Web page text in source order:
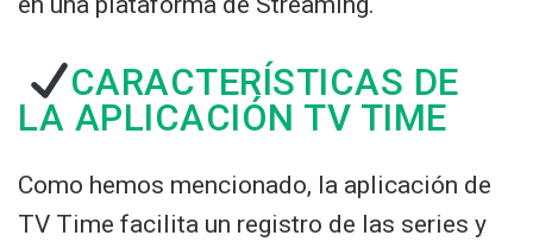
CARACTERÍSTICAS DE
LA APLICACIÓN TV TIME
Como hemos mencionado, la aplicación de
TV Time facilita un registro de las series y